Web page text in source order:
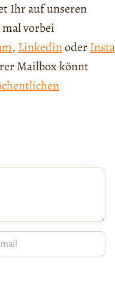
Ihr auf unseren
vorbei
, Linkedinoder
Mailbox könnt